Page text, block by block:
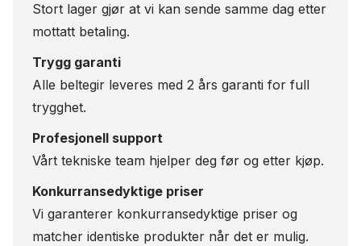
Stort lager gjør at vi kan sende samme dag etter
mottatt betaling.
Trygg garanti
Alle beltegir leveres med 2 års garanti for full
trygghet.
Profesjonell support
Vårt tekniske team hjelper deg før og etter kjøp.
Konkurransedyktige priser
Vi garanterer konkurransedyktige priser og
matcher identiske produkter når det er mulig.